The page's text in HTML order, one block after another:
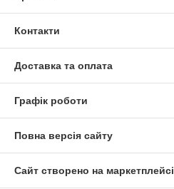
Контакти
Доставка та оплата
Графік роботи
Повна версія сайту
Сайт створено на маркетплейсі